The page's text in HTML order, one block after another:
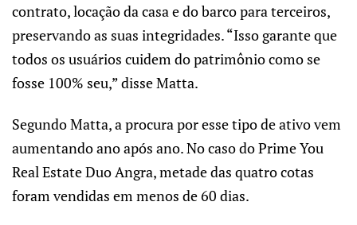
contrato, locação da casa e do barco para terceiros,
preservando as suas integridades. “Isso garante que
todos os usuários cuidem do patrimônio como se
fosse 100% seu,” disse Matta.
Segundo Matta, a procura por esse tipo de ativo vem
aumentando ano após ano. No caso do Prime You
Real Estate Duo Angra, metade das quatro cotas
foram vendidas em menos de 60 dias.